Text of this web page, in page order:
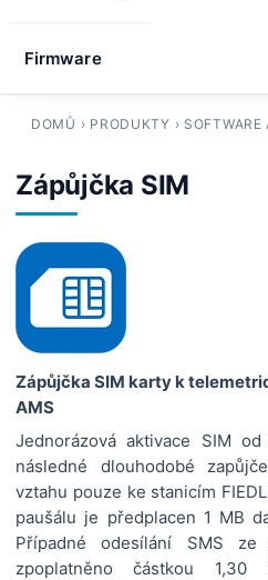
DOMŮ › PRODUKTY ›
Zápůjčka SIM
Zápůjčka SIM karty k
AMS
Jednorázová aktivace SIM
následné dlouhodobé
vztahu pouze ke stanicím
paušálu je předplacen 1 MB
Případné odesílání SMS ze
zpoplatněno částkou 1,30
Firmware